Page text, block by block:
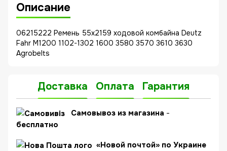
Описание
06215222 Ремень 55x2159 ходовой комбайна Deutz
Fahr M1200 1102-1302 1600 3580 3570 3610 3630
Agrobelts
Доставка Оплата Гарантия
Cамовывоз из магазина -
бесплатно
«Новой почтой» по Украине